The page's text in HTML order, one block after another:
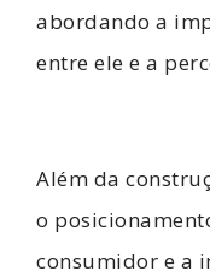
abordando a
entre ele e a
Além da
o
consumidor e a